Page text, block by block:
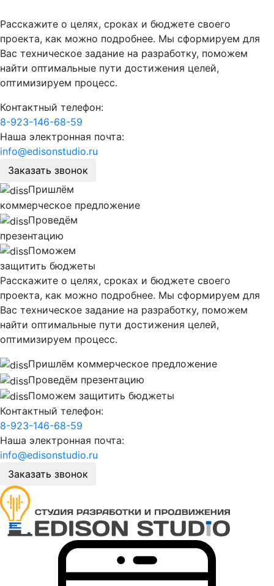
Расскажите о целях, сроках и бюджете своего
проекта, как можно подробнее. Мы сформируем для
Вас техническое задание на разработку, поможем
найти оптимальные пути достижения целей,
оптимизируем процесс.
Контактный телефон:
8-923-146-68-59
Наша электронная почта:
info@edisonstudio.ru
Заказать звонок
Пришлём
коммерческое предложение
Проведём
презентацию
Поможем
защитить бюджеты
Расскажите о целях, сроках и бюджете своего
проекта, как можно подробнее. Мы сформируем для
Вас техническое задание на разработку, поможем
найти оптимальные пути достижения целей,
оптимизируем процесс.
Пришлём коммерческое предложение
Проведём презентацию
Поможем защитить бюджеты
Контактный телефон:
8-923-146-68-59
Наша электронная почта:
info@edisonstudio.ru
Заказать звонок